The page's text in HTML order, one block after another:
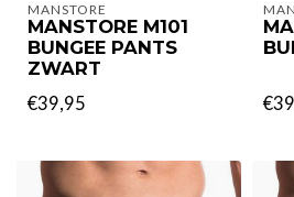
MANSTORE
MANSTORE M101
BUNGEE PANTS
ZWART
€39,95